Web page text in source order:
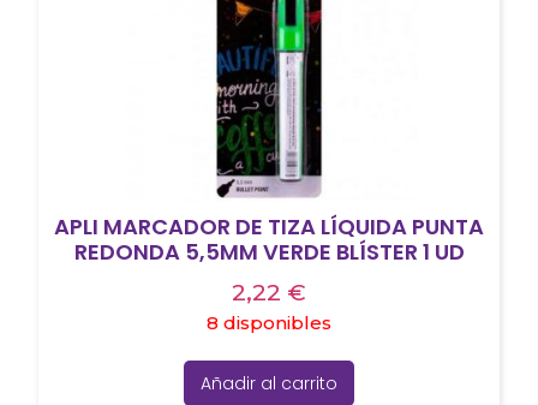
APLI MARCADOR DE TIZA LÍQUIDA PUNTA
REDONDA 5,5MM VERDE BLÍSTER 1 UD
2,22 €
8 disponibles
Añadir al carrito